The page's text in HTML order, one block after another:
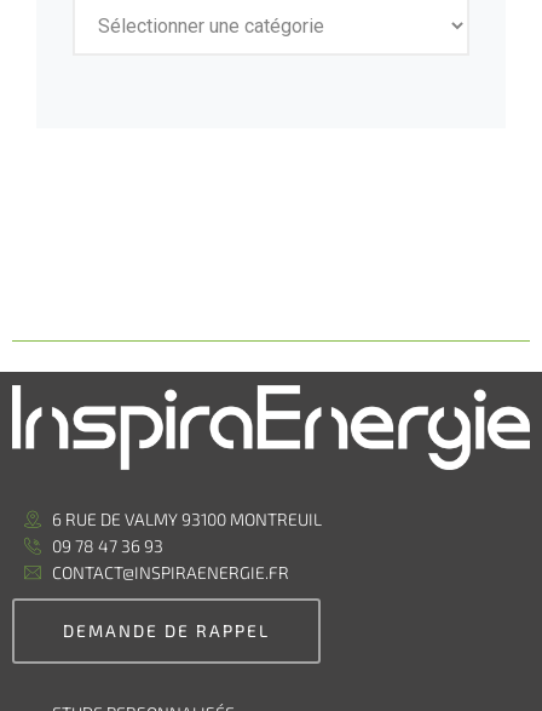
6 RUE DE VALMY 93100 MONTREUIL
09 78 47 36 93
CONTACT@INSPIRAENERGIE.FR
DEMANDE DE RAPPEL